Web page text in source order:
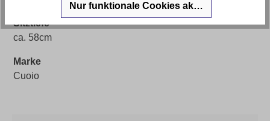
Sitztiefe
ca. 58cm
Marke
Cuoio
Nur funktionale Cookies akzeptieren